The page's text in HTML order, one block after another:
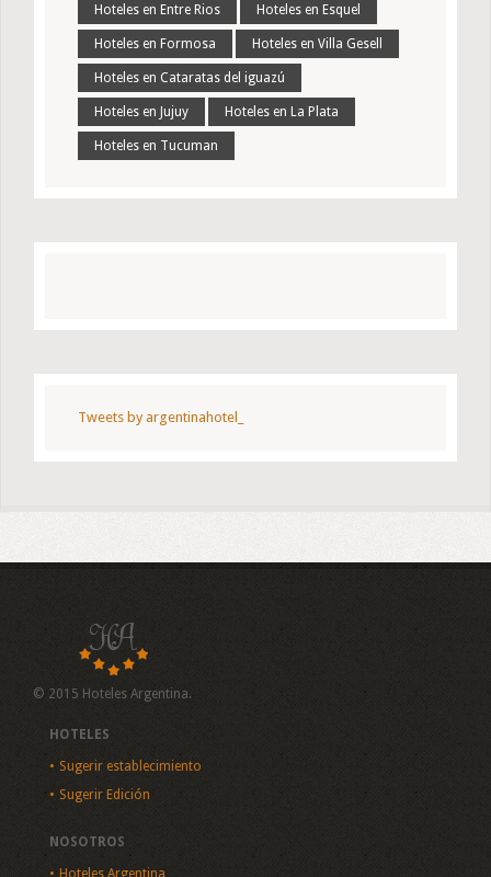
Hoteles en Entre Rios Hoteles en Esquel
Hoteles en Formosa Hoteles en Villa Gesell
Hoteles en Cataratas del iguazú
Hoteles en Jujuy Hoteles en La Plata
Hoteles en Tucuman
Tweets by argentinahotel_
© 2015 Hoteles Argentina.
HOTELES
Sugerir establecimiento
Sugerir Edición
NOSOTROS
Hoteles Argentina